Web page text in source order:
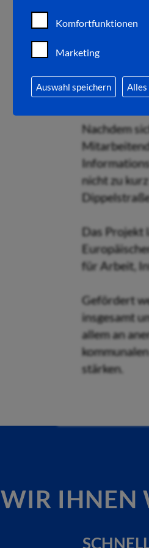
Komfortfunktionen
Marketing
Auswahl speichern Alles
Mithilfe des
Hersfeld ab
Rahmen
Nachdem
nicht zu
Das Projekt
für Arbeit,
Gefördert
insgesamt
allem an
stärken.
IHNEN